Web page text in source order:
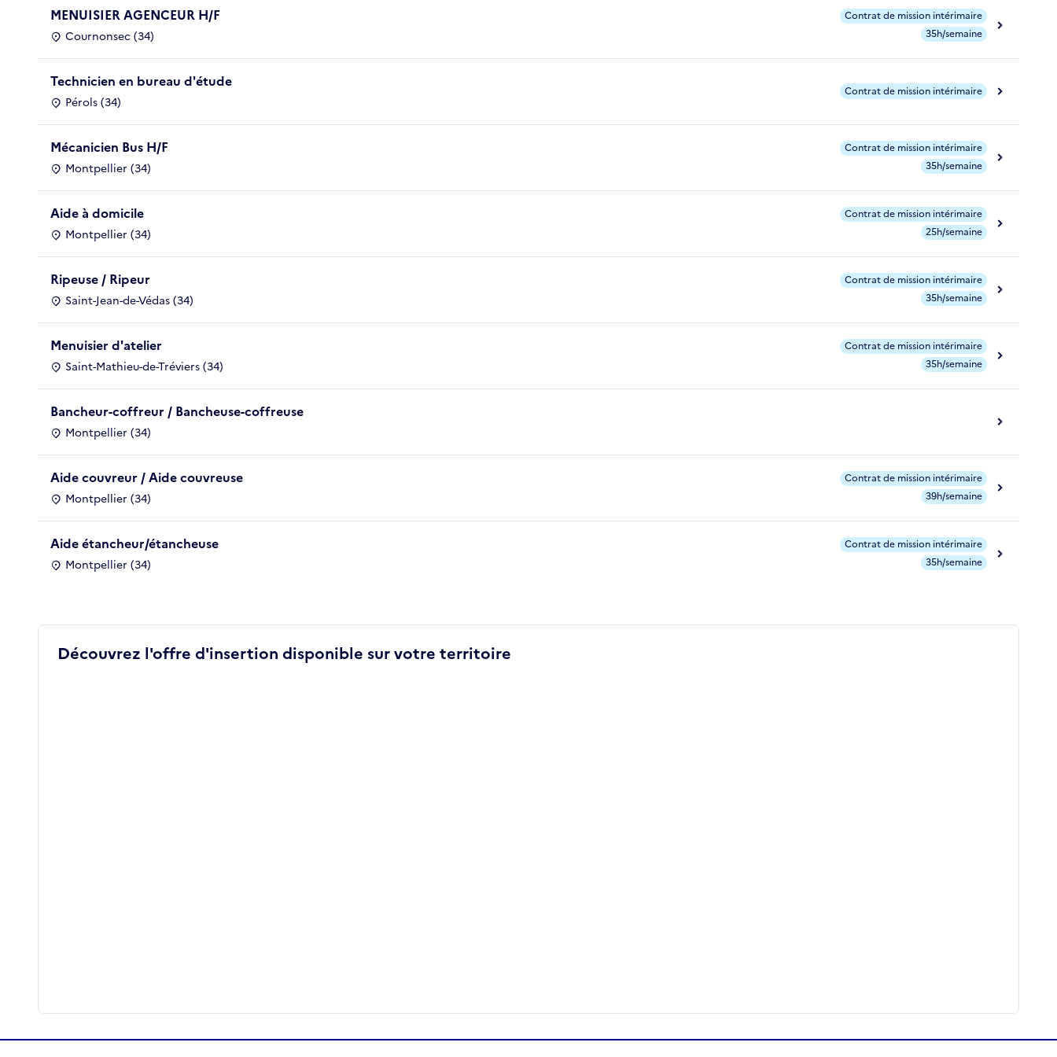
MENUISIER AGENCEUR H/F
Cournonsec (34)
Contrat de mission intérimaire
35h/semaine
Technicien en bureau d'étude
Pérols (34)
Contrat de mission intérimaire
Mécanicien Bus H/F
Montpellier (34)
Contrat de mission intérimaire
35h/semaine
Aide à domicile
Montpellier (34)
Contrat de mission intérimaire
25h/semaine
Ripeuse / Ripeur
Saint-Jean-de-Védas (34)
Contrat de mission intérimaire
35h/semaine
Menuisier d'atelier
Saint-Mathieu-de-Tréviers (34)
Contrat de mission intérimaire
35h/semaine
Bancheur-coffreur / Bancheuse-coffreuse
Montpellier (34)
Aide couvreur / Aide couvreuse
Montpellier (34)
Contrat de mission intérimaire
39h/semaine
Aide étancheur/étancheuse
Montpellier (34)
Contrat de mission intérimaire
35h/semaine
Découvrez l'offre d'insertion disponible sur votre territoire